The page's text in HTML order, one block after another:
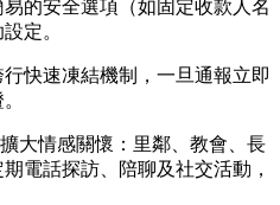
的安全選項（如固定收款人名
定。
快速凍結機制，一旦通報立即
大情感關懷：里鄰、教會、長
電話探訪、陪聊及社交活動，